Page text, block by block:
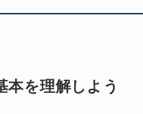
本を理解しよう